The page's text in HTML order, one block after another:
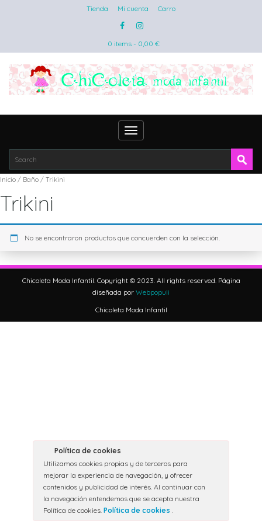
Tienda Mi cuenta Carro
0 items - 0,00 €
Toggle
navigation
Inicio / Baño / Trikini
Trikini
No se encontraron productos que concuerden con la selección.
Chicoleta Moda Infantil. Copyright © 2023. All rights reserved. Página
diseñada por Webpopuli
Chicoleta Moda Infantil
Política de cookies
Utilizamos cookies propias y de terceros para
mejorar la experiencia de navegación, y ofrecer
contenidos y publicidad de interés. Al continuar con
la navegación entendemos que se acepta nuestra
Política de cookies. Política de cookies .